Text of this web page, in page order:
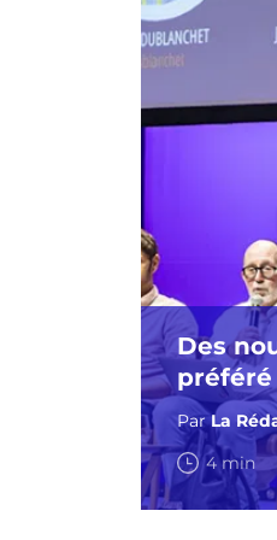
Des
préféré
ParLa
4 min